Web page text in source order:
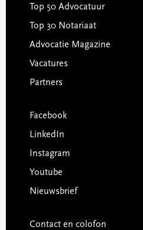
Top 50 Advocatuur
Top 30 Notariaat
Advocatie Magazine
Vacatures
Partners
Facebook
LinkedIn
Instagram
Youtube
Nieuwsbrief
Contact en colofon